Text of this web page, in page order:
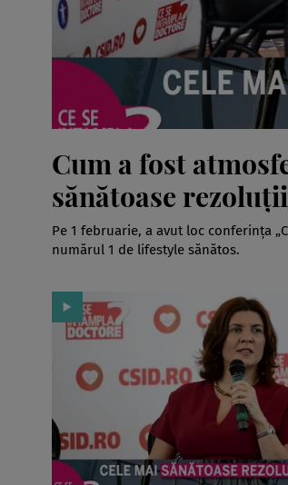
Cum a fost
sănătoase
Pe 1 februarie, a avut loc conferinţa
numărul 1 de lifestyle sănătos.